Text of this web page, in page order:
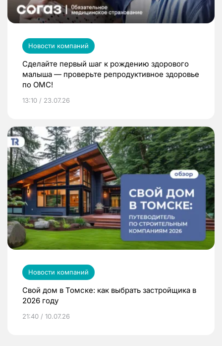
Новости компаний
Сделайте первый шаг к рождению здорового
малыша — проверьте репродуктивное здоровье
по ОМС!
13:10 / 23.07.26
Новости компаний
Свой дом в Томске: как выбрать застройщика в
2026 году
21:40 / 10.07.26